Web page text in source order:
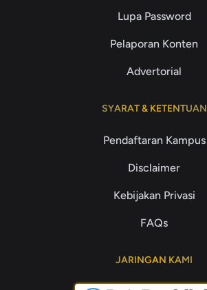
Lupa Password
Pelaporan Konten
Advertorial
SYARAT & KETENTUAN
Pendaftaran Kampus
Disclaimer
Kebijakan Privasi
FAQs
JARINGAN KAMI